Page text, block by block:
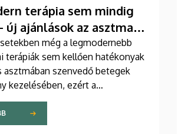
terápia sem mindig
új ajánlások az asztma
még a legmodernebb
terápiák sem kellően hatékonyak
asztmában szenvedő betegek
kezelésében, ezért a
az új gyógyszerek
irányuló kutatások
sürgetik. A témában a